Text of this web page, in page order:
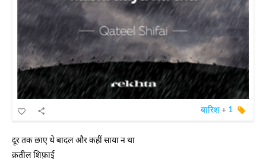
बारिश+ 1
दूर तक छाए थे बादल और कहीं साया न था
क़तील शिफ़ाई